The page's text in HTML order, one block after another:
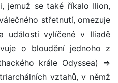
jemuž se také říkalo Ilion,
střetnutí, omezuje
události vylíčené v Iliadě
o bloudění jednoho z
krále Odyssea) =>
vztahů, v němž